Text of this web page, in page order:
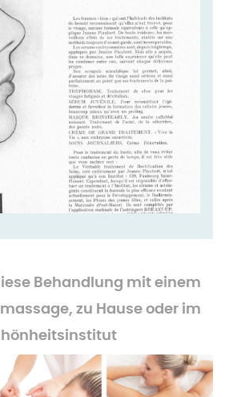
Behandlung mit einem
zu Hause oder im